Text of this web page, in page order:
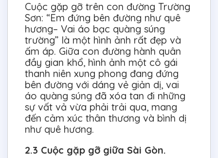
Cuộc gặp gỡ trên con đường Trường
Sơn: “Em đứng bên đường như quê
hương– Vai áo bạc quàng súng
trường” là một hình ảnh rất đẹp và
ấm áp. Giữa con đường hành quân
đầy gian khổ, hình ảnh một cô gái
thanh niên xung phong đang đứng
bên đường với dáng vẻ giản dị, vai
áo quàng súng đã xóa tan đi những
sự vất vả vừa phải trải qua, mang
đến cảm xúc thân thương và bình dị
như quê hương.
2.3 Cuộc gặp gỡ giữa Sài Gòn.